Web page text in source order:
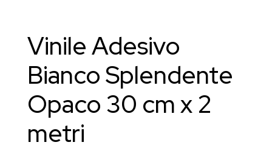
Vinile Adesivo
Bianco Splendente
Opaco 30 cm x 2
metri